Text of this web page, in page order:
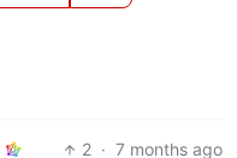
2 · 7 months ago